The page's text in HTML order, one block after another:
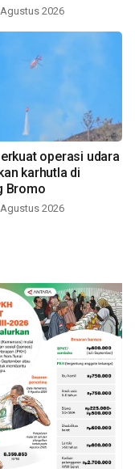
2026
operasi udara
karhutla di
Bromo
2026